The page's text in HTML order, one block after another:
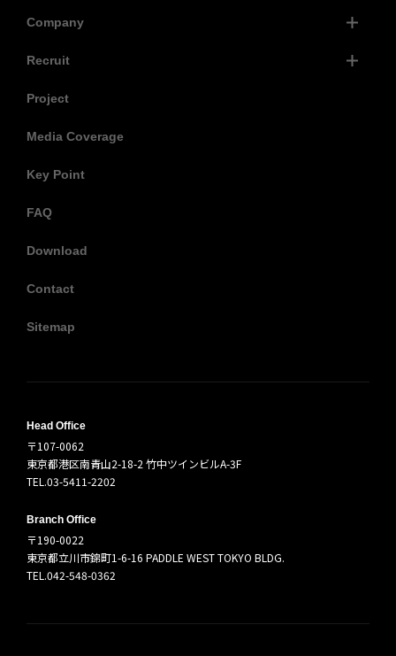
Company
Recruit
Project
Media Coverage
Key Point
FAQ
Download
Contact
Sitemap
Head Office
〒107-0062
東京都港区南青山2-18-2 竹中ツインビルA-3F
TEL.03-5411-2202
Branch Office
〒190-0022
東京都立川市錦町1-6-16 PADDLE WEST TOKYO BLDG.
TEL.042-548-0362